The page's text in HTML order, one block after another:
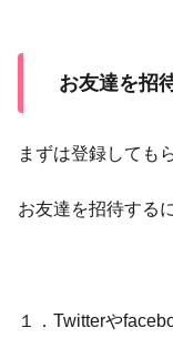
お友達を招
まずは登録しても
お友達を招待する
１．Twitterや